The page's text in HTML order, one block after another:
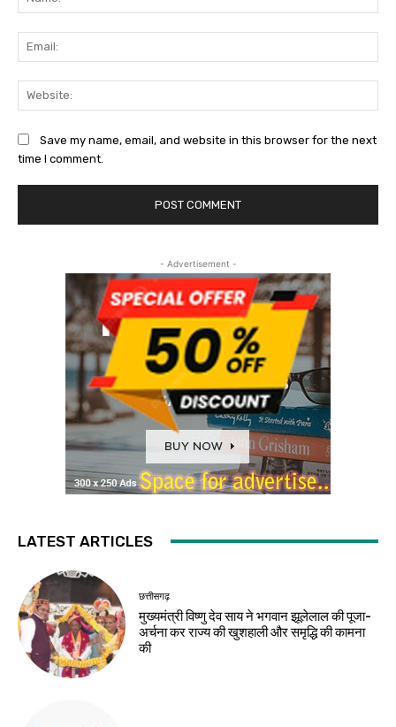
Save my name, email, and website in this browser for the next
time I comment.
- Advertisement -
LATEST ARTICLES
छत्तीसगढ़
मुख्यमंत्री विष्णु देव साय ने भगवान झूलेलाल की पूजा-
अर्चना कर राज्य की खुशहाली और समृद्धि की कामना
की